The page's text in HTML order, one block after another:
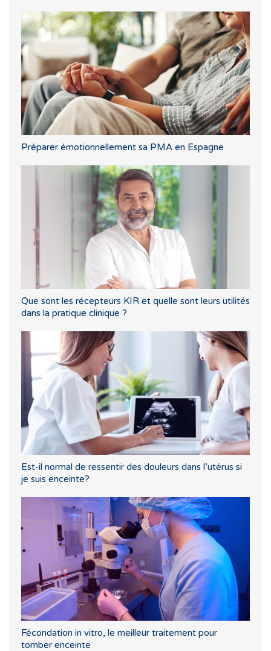
Préparer émotionnellement sa PMA en Espagne
Que sont les récepteurs KIR et quelle sont leurs utilités
dans la pratique clinique ?
Est-il normal de ressentir des douleurs dans l’utérus si
je suis enceinte?
Fécondation in vitro, le meilleur traitement pour
tomber enceinte